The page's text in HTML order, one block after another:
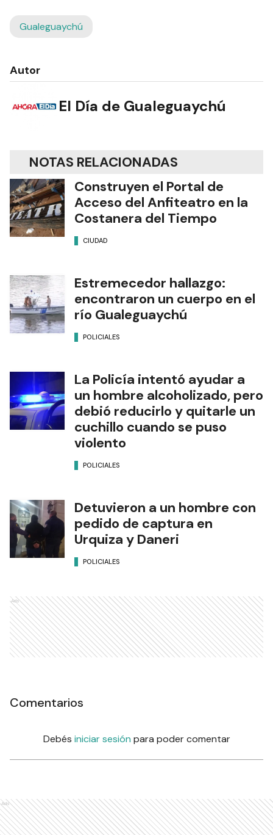
Gualeguaychú
Autor
El Día de Gualeguaychú
NOTAS RELACIONADAS
Construyen el Portal de
Acceso del Anfiteatro en la
Costanera del Tiempo
CIUDAD
Estremecedor hallazgo:
encontraron un cuerpo en el
río Gualeguaychú
POLICIALES
La Policía intentó ayudar a
un hombre alcoholizado, pero
debió reducirlo y quitarle un
cuchillo cuando se puso
violento
POLICIALES
Detuvieron a un hombre con
pedido de captura en
Urquiza y Daneri
POLICIALES
Ads
Comentarios
Debés iniciar sesión para poder comentar
Ads